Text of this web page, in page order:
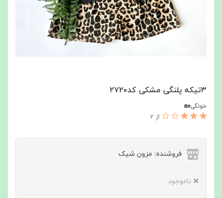
۳تیکه پلنگی مشکی کد۲۷۲۰
خونگی🏡
از 2
فروشنده: مزون شیک
ناموجود